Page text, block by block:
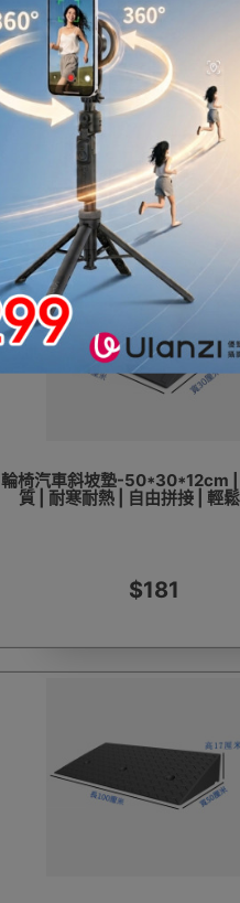
YUWELL 魚躍H059B 可摺疊
手推輪椅
$1,680 $1,880
輪椅汽車斜坡墊-50*30*12cm |
質 | 耐寒耐熱 | 自由拼接 | 輕
$181